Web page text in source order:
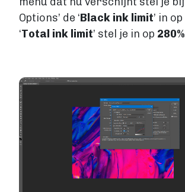
Options’ de ‘Black ink limit’ in op
‘Total ink limit’ stel je in op 280%
Image